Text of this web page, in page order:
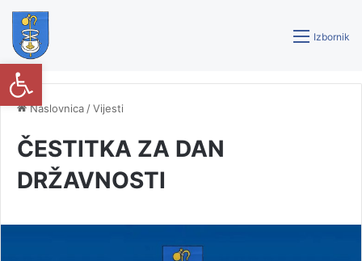
Izbornik
Naslovnica /Vijesti
ČESTITKA ZA DAN
DRŽAVNOSTI
Open toolbar